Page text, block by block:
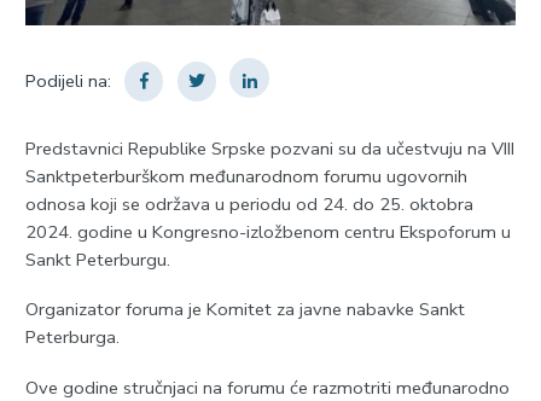
Podijeli na:
Predstavnici Republike Srpske pozvani su da učestvuju na VIII
Sanktpeterburškom međunarodnom forumu ugovornih
odnosa koji se održava u periodu od 24. do 25. oktobra
2024. godine u Kongresno-izložbenom centru Ekspoforum u
Sankt Peterburgu.
Organizator foruma je Komitet za javne nabavke Sankt
Peterburga.
Ove godine stručnjaci na forumu će razmotriti međunarodno